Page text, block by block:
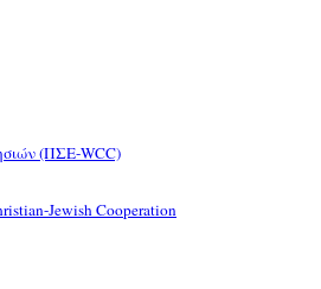
(ΠΣΕ-WCC)
Jewish Cooperation